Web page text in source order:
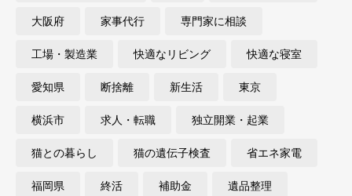
大阪府 家事代行 専門家に相談
工場・製造業 快適なリビング 快適な寝室
愛知県 断捨離 新生活 東京
横浜市 求人・転職 独立開業・起業
猫との暮らし 猫の遺伝子検査 省エネ家電
福岡県 終活 補助金 遺品整理